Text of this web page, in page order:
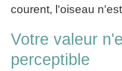
courent, l'oiseau
Votre valeur
perceptible